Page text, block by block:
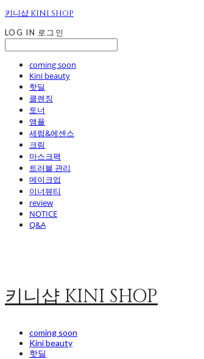
키니샵 KINI SHOP
LOG IN 로그인
coming soon
Kini beauty
핫딜
클렌징
토너
앰플
세럼&에센스
크림
마스크팩
트러블 관리
메이크업
이너뷰티
review
NOTICE
Q&A
키니샵 KINI SHOP
coming soon
Kini beauty
핫딜